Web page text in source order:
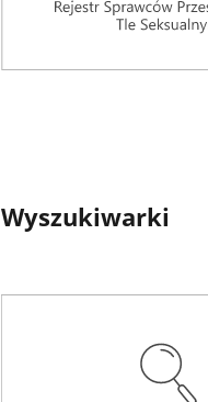
Wyszukiwarki